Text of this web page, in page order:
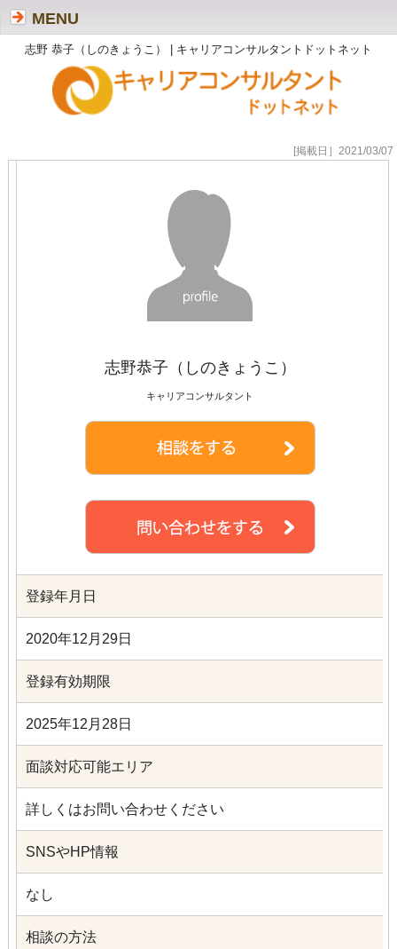
志野 恭子（しのきょうこ） | キャリアコンサルタントドットネット
MENU
[掲載日］2021/03/07
志野恭子（しのきょうこ）
キャリアコンサルタント
登録年月日
2020年12月29日
登録有効期限
2025年12月28日
面談対応可能エリア
詳しくはお問い合わせください
SNSやHP情報
なし
相談の方法